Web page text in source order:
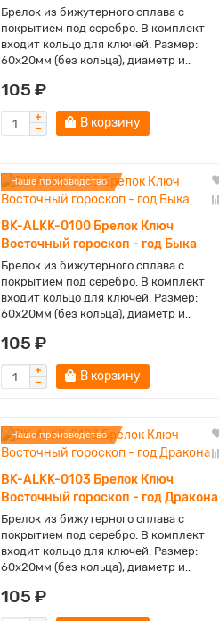
Брелок из бижутерного сплава с
покрытием под серебро. В комплект
входит кольцо для ключей. Размер:
60х20мм (без кольца), диаметр и..
105 ₽
В корзину
Наше производство
BK-ALKK-0100 Брелок Ключ
Восточный гороскоп - год Быка
Брелок из бижутерного сплава с
покрытием под серебро. В комплект
входит кольцо для ключей. Размер:
60х20мм (без кольца), диаметр и..
105 ₽
В корзину
Наше производство
BK-ALKK-0103 Брелок Ключ
Восточный гороскоп - год Дракона
Брелок из бижутерного сплава с
покрытием под серебро. В комплект
входит кольцо для ключей. Размер:
60х20мм (без кольца), диаметр и..
105 ₽